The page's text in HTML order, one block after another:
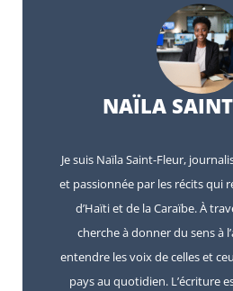
NAÏLA
Je suis Naïla Saint-Fleur,
et passionnée par les récits qui
d’Haïti et de la Caraïbe. À
cherche à donner du sens à
entendre les voix de celles et
pays au quotidien. L’écriture